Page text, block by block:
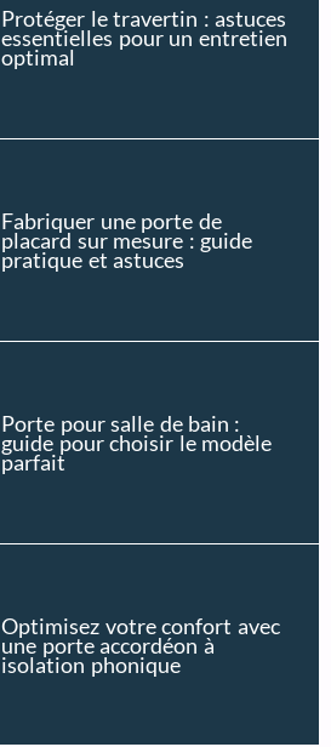
Protéger le travertin : astuces
essentielles pour un entretien
optimal
Fabriquer une porte de
placard sur mesure : guide
pratique et astuces
Porte pour salle de bain :
guide pour choisir le modèle
parfait
Optimisez votre confort avec
une porte accordéon à
isolation phonique